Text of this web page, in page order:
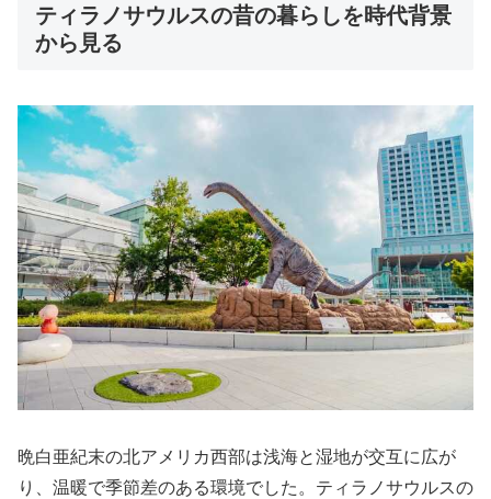
ティラノサウルスの昔の暮らしを時代背景
から見る
晩白亜紀末の北アメリカ西部は浅海と湿地が交互に広が
り、温暖で季節差のある環境でした。ティラノサウルスの